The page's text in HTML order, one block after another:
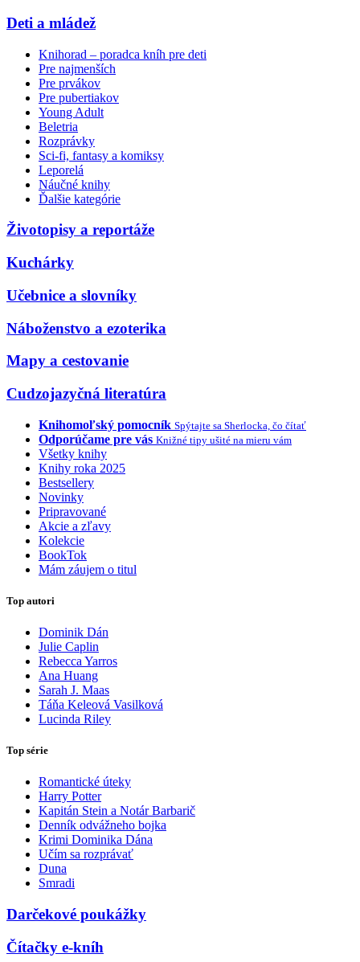
Deti a mládež
Knihorad – poradca kníh pre deti
Pre najmenších
Pre prvákov
Pre pubertiakov
Young Adult
Beletria
Rozprávky
Sci-fi, fantasy a komiksy
Leporelá
Náučné knihy
Ďalšie kategórie
Životopisy a reportáže
Kuchárky
Učebnice a slovníky
Náboženstvo a ezoterika
Mapy a cestovanie
Cudzojazyčná literatúra
Knihomoľský pomocník Spýtajte sa Sherlocka, čo čítať
Odporúčame pre vás Knižné tipy ušité na mieru vám
Všetky knihy
Knihy roka 2025
Bestsellery
Novinky
Pripravované
Akcie a zľavy
Kolekcie
BookTok
Mám záujem o titul
Top autori
Dominik Dán
Julie Caplin
Rebecca Yarros
Ana Huang
Sarah J. Maas
Táňa Keleová Vasilková
Lucinda Riley
Top série
Romantické úteky
Harry Potter
Kapitán Stein a Notár Barbarič
Denník odvážneho bojka
Krimi Dominika Dána
Učím sa rozprávať
Duna
Smradi
Darčekové poukážky
Čítačky e-kníh